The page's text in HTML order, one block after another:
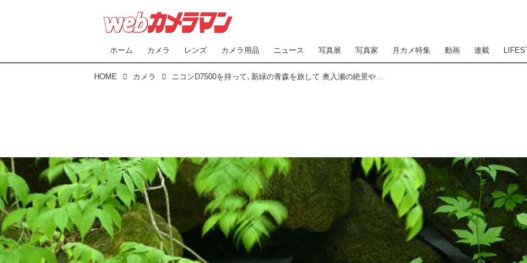
ホーム カメラ レンズ カメラ用品 ニュース 写真展 写真家 月カメ特集 動画 連載
HOME カメラ ニコンD7500を持って､新緑の青森を旅して 奥入瀬の絶景やグルメ､人々を撮る!